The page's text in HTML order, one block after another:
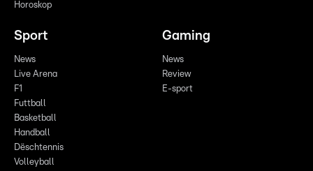
Horoskop
Sport
News
Live Arena
F1
Futtball
Basketball
Handball
Dëschtennis
Volleyball
Gaming
News
Review
E-sport